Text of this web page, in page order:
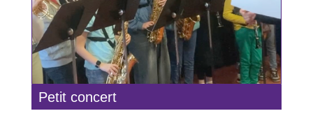
Petit concert